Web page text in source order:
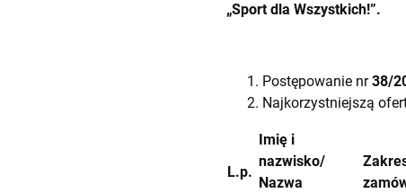
„Sport dla Wszystkich!”.
Postępowanie nr38/
Najkorzystniejszą
L.p.
Imię i
nazwisko/
Nazwa